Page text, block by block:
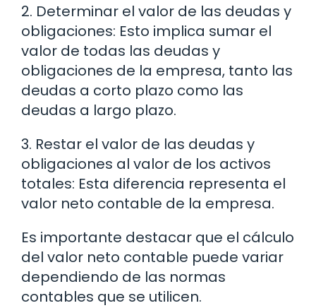
2. Determinar el valor de las deudas y
obligaciones: Esto implica sumar el
valor de todas las deudas y
obligaciones de la empresa, tanto las
deudas a corto plazo como las
deudas a largo plazo.
3. Restar el valor de las deudas y
obligaciones al valor de los activos
totales: Esta diferencia representa el
valor neto contable de la empresa.
Es importante destacar que el cálculo
del valor neto contable puede variar
dependiendo de las normas
contables que se utilicen.